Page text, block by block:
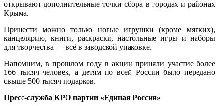
открывают дополнительные точки сбора в городах и районах
Крыма.
Принести можно только новые игрушки (кроме мягких),
канцелярию, книги, раскраски, настольные игры и наборы
для творчества — всё в заводской упаковке.
Напомним, в прошлом году в акции приняли участие более
166 тысяч человек, а детям по всей России было передано
свыше 500 тысяч подарков.
Пресс-служба КРО партии «Единая Россия»